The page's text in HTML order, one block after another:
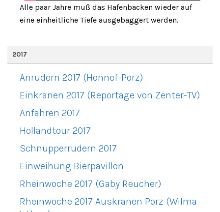
Alle paar Jahre muß das Hafenbacken wieder auf
eine einheitliche Tiefe ausgebaggert werden.
2017
Anrudern 2017 (Honnef-Porz)
Einkranen 2017 (Reportage von Zenter-TV)
Anfahren 2017
Hollandtour 2017
Schnupperrudern 2017
Einweihung Bierpavillon
Rheinwoche 2017 (Gaby Reucher)
Rheinwoche 2017 Auskranen Porz (Wilma